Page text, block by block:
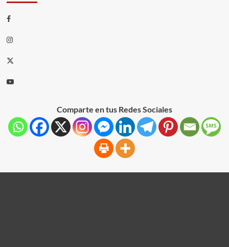
Comparte en tus Redes Sociales